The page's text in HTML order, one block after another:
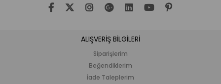
ALIŞVERİŞ BİLGİLERİ
Siparişlerim
Beğendiklerim
İade Taleplerim